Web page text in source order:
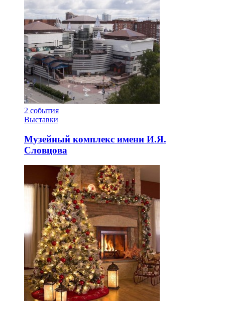
2 события
Выставки
Музейный комплекс имени И.Я.
Словцова